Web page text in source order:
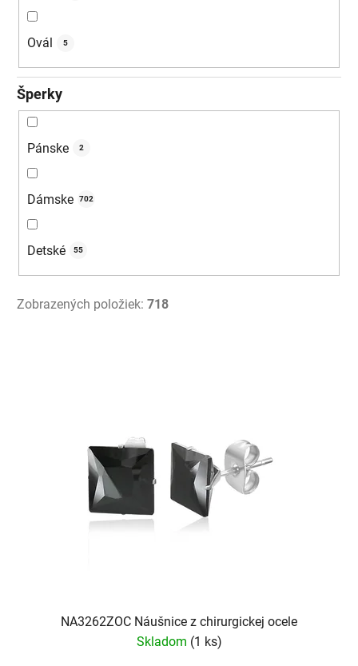
Ovál 5
Šperky
Pánske 2
Dámske 702
Detské 55
Zobrazených položiek: 718
NA3262ZOC Náušnice z chirurgickej ocele
Skladom (1 ks)